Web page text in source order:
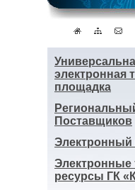
электронная
площадка
Поставщиков
Электронный
Электронные
ресурсы ГК